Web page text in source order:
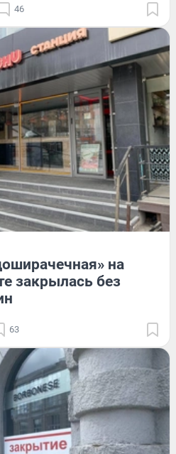
46
на
закрылась без
63